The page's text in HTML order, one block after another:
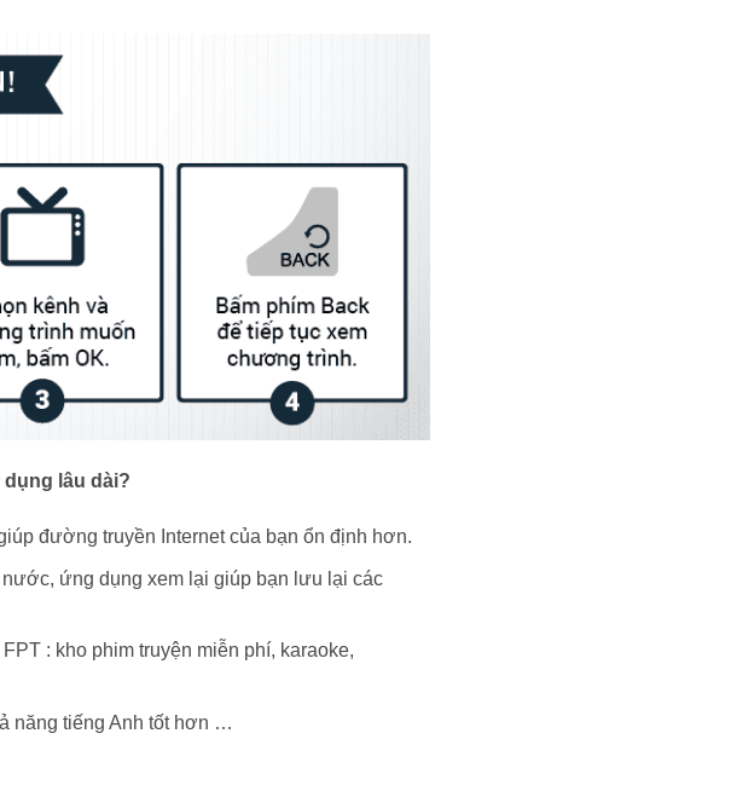
lâu dài?
đường truyền Internet của bạn ổn định hơn.
ứng dụng xem lại giúp bạn lưu lại các
: kho phim truyện miễn phí, karaoke,
năng tiếng Anh tốt hơn …